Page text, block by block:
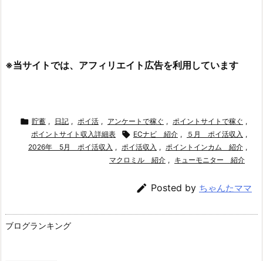
※当サイトでは、アフィリエイト広告を利用しています
 貯蓄 , 日記 , ポイ活 , アンケートで稼ぐ , ポイントサイトで稼ぐ ,
ポイントサイト収入詳細表
 ECナビ 紹介 , ５月 ポイ活収入 ,
2026年 5月 ポイ活収入 , ポイ活収入 , ポイントインカム 紹介 ,
マクロミル 紹介 , キューモニター 紹介
 Posted by ちゃんたママ
ブログランキング